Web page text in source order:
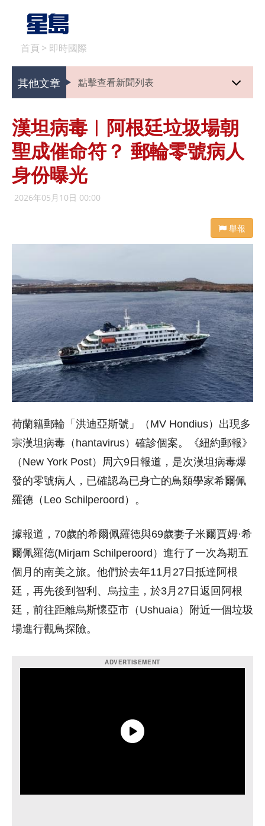
首頁 > 即時國際
其他文章 點擊查看新聞列表
漢坦病毒︱阿根廷垃圾場朝
聖成催命符？ 郵輪零號病人
身份曝光
2026年05月10日 00:00
舉報
荷蘭籍郵輪「洪迪亞斯號」（MV Hondius）出現多
宗漢坦病毒（hantavirus）確診個案。《紐約郵報》
（New York Post）周六9日報道，是次漢坦病毒爆
發的零號病人，已確認為已身亡的鳥類學家希爾佩
羅德（Leo Schilperoord）。
據報道，70歲的希爾佩羅德與69歲妻子米爾賈姆·希
爾佩羅德(Mirjam Schilperoord）進行了一次為期五
個月的南美之旅。他們於去年11月27日抵達阿根
廷，再先後到智利、烏拉圭，於3月27日返回阿根
廷，前往距離烏斯懷亞市（Ushuaia）附近一個垃圾
場進行觀鳥探險。